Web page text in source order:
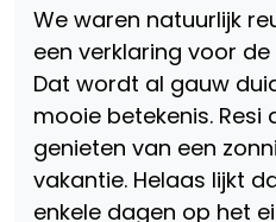
We waren natuurlijk
een verklaring voor
Dat wordt al gauw
mooie betekenis. Resi
genieten van een
vakantie. Helaas lijkt
enkele dagen op het